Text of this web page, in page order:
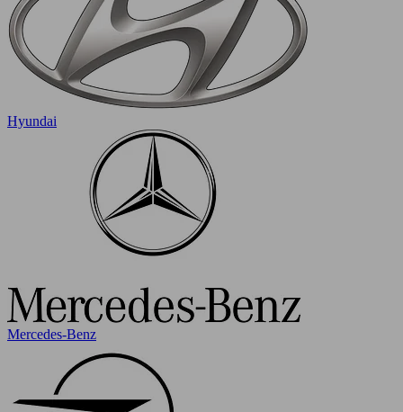
Hyundai
Mercedes-Benz